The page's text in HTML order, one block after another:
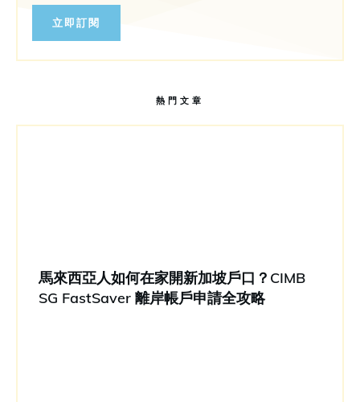
立即訂閱
熱門文章
馬來西亞人如何在家開新加坡戶口？CIMB
SG FastSaver 離岸帳戶申請全攻略